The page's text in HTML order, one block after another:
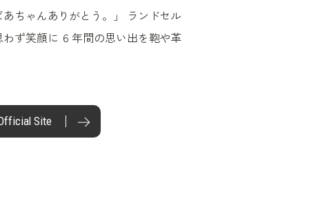
ちゃんありがとう。」 ランドセル
ず笑顔に ６年間の思い出を鞄や革
Site